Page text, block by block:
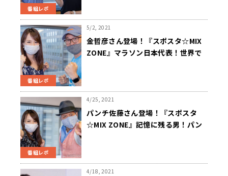
番組レポ
番組レポ
5/2, 2021
金哲彦さん登場！『スポスタ☆MIX
ZONE』マラソン日本代表！世界で
番組レポ
4/25, 2021
パンチ佐藤さん登場！『スポスタ
☆MIX ZONE』記憶に残る男！パン
4/18, 2021